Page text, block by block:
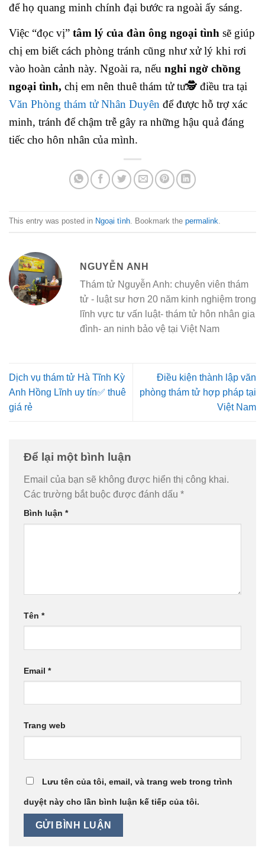
để họ quang minh chính đại bước ra ngoài ấy sáng.
Việc “đọc vị” tâm lý của đàn ông ngoại tình sẽ giúp
chị em biết cách phòng tránh cũng như xử lý khi rơi
vào hoàn cảnh này. Ngoài ra, nếu nghi ngờ chồng
ngoại tình, chị em nên thuê thám tử tư🕵️ điều tra tại
Văn Phòng thám tử Nhân Duyên để được hỗ trợ xác
minh, tránh để chậm trễ gây ra những hậu quả đáng
tiếc cho hôn nhân của mình.
This entry was posted in Ngoại tình. Bookmark the permalink.
NGUYỄN ANH
Thám tử Nguyễn Anh: chuyên viên thám
tử - luật sư hơn 20 năm kinh nghiệm trong
lĩnh vực tư vấn luật- thám tử hôn nhân gia
đình- an ninh bảo vệ tại Việt Nam
Dịch vụ thám tử Hà Tĩnh Kỳ
Anh Hồng Lĩnh uy tín✅ thuê
giá rẻ
Điều kiện thành lập văn
phòng thám tử hợp pháp tại
Việt Nam
Để lại một bình luận
Email của bạn sẽ không được hiển thị công khai.
Các trường bắt buộc được đánh dấu *
Bình luận *
Tên *
Email *
Trang web
Lưu tên của tôi, email, và trang web trong trình
duyệt này cho lần bình luận kế tiếp của tôi.